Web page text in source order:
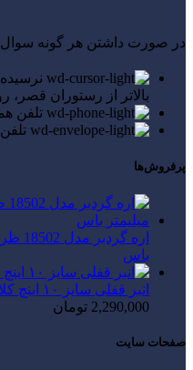
در صورت داشتن هر گونه سوال
بالاتر از رستوران
تلفن همراه:
تلفن
پرفروش‌ها
باس
انبر قفلی سایز ۱۰ اینچ کلاسیک مدل NTP2301 نووا NOVA
2,290,000 تومان
صفحات سایت